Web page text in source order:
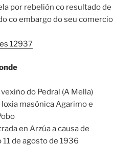
por rebelión co resultado de
co embargo do seu comercio
12937
do Pedral (A Mella)
masónica Agarimo e
en Arzúa a causa de
de agosto de 1936